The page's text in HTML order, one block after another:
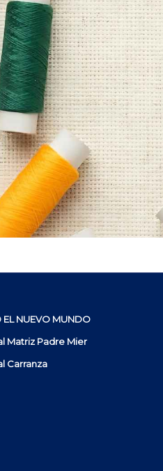
EL NUEVO MUNDO
Matriz Padre Mier
Carranza